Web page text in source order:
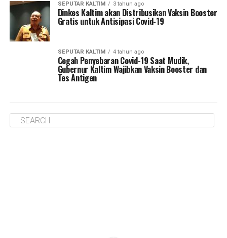
SEPUTAR KALTIM 3 tahun ago
Dinkes Kaltim akan Distribusikan Vaksin Booster
Gratis untuk Antisipasi Covid-19
SEPUTAR KALTIM 4 tahun ago
Cegah Penyebaran Covid-19 Saat Mudik,
Gubernur Kaltim Wajibkan Vaksin Booster dan
Tes Antigen